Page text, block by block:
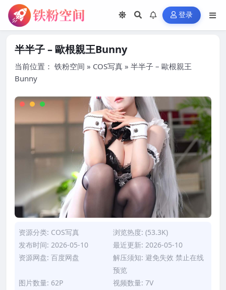
登录
半半子 – 歐根親王Bunny
当前位置： 铁粉空间 » COS写真 » 半半子 – 歐根親王
Bunny
资源分类: COS写真
浏览热度: (53.3K)
发布时间: 2026-05-10
最近更新: 2026-05-10
资源网盘: 百度网盘
解压须知: 避免失效 禁止在线
预览
图片数量: 62P
视频数量: 7V